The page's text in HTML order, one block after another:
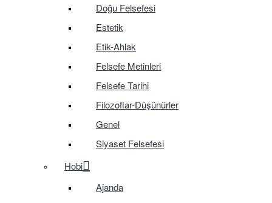
Doğu Felsefesi
Estetik
Etik-Ahlak
Felsefe Metinleri
Felsefe Tarihi
Filozoflar-Düşünürler
Genel
Siyaset Felsefesi
Hobi
Ajanda